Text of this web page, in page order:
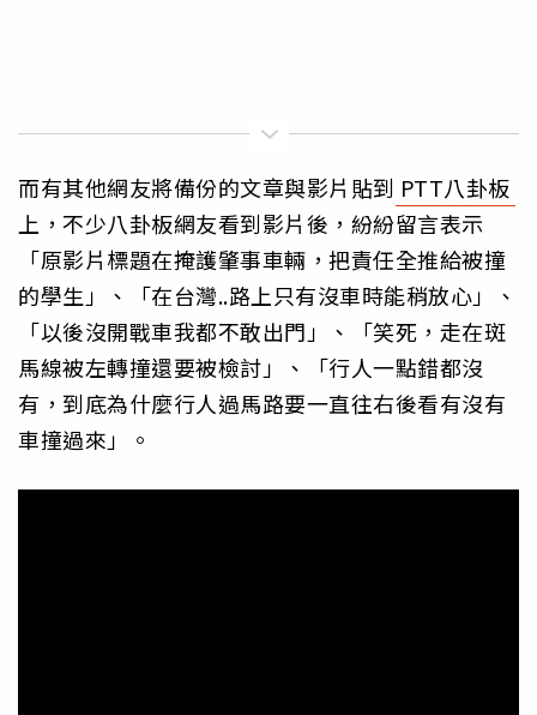
而有其他網友將備份的文章與影片貼到 PTT八卦板
上，不少八卦板網友看到影片後，紛紛留言表示
「原影片標題在掩護肇事車輛，把責任全推給被撞
的學生」、「在台灣..路上只有沒車時能稍放心」、
「以後沒開戰車我都不敢出門」、「笑死，走在斑
馬線被左轉撞還要被檢討」、「行人一點錯都沒
有，到底為什麼行人過馬路要一直往右後看有沒有
車撞過來」。